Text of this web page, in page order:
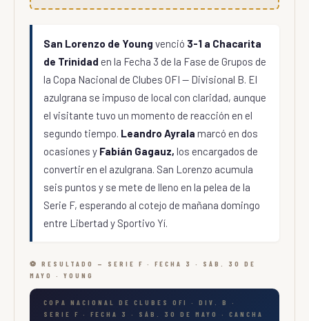
San Lorenzo de Young venció 3-1 a Chacarita
de Trinidad en la Fecha 3 de la Fase de Grupos de
la Copa Nacional de Clubes OFI — Divisional B. El
azulgrana se impuso de local con claridad, aunque
el visitante tuvo un momento de reacción en el
segundo tiempo. Leandro Ayrala marcó en dos
ocasiones y Fabián Gagauz, los encargados de
convertir en el azulgrana. San Lorenzo acumula
seis puntos y se mete de lleno en la pelea de la
Serie F, esperando al cotejo de mañana domingo
entre Libertad y Sportivo Yí.
⚽ RESULTADO — SERIE F · FECHA 3 · SÁB. 30 DE
MAYO · YOUNG
COPA NACIONAL DE CLUBES OFI · DIV. B ·
SERIE F · FECHA 3 · SÁB. 30 DE MAYO · CANCHA